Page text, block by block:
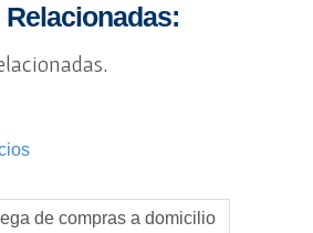
de compras a domicilio